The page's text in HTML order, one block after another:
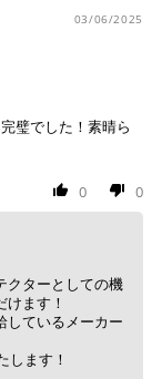
指定の口座に
きます。
させて頂いてお
をキャンセルさ
03/06/2025
璧でした！素晴ら
0 0
クターとしての機
ます！
しているメーカー
します！